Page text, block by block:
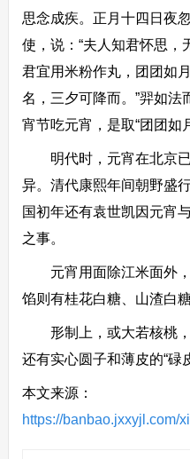
思念成疾。正月十四日夜
使，说：“夫人知君怀思，
君宜用米粉作丸，团团如
名，三夕可降而。”羿如法
宵节吃元宵，是取“团团如
明代时，元宵在北京已
异。清代康熙年间朝野盛
国初年还有袁世凯因元宵
之事。
元宵用面除江米面外，
馅则有桂花白糖、山渣白
形制上，或大若核桃，
还有实心圆子和薄皮的“碌
本文来源：
https://banbao.jxxyjl.com/